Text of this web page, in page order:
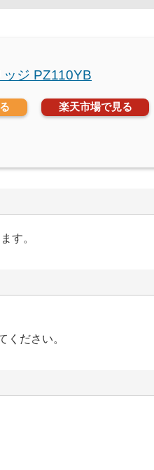
ジ PZ110YB
楽天市場で見る
す。
ください。